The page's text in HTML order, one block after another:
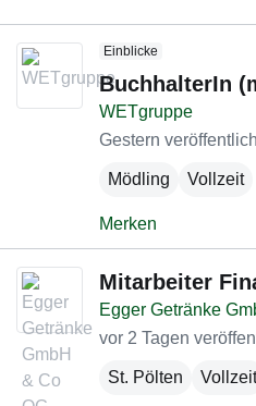
Einblicke
BuchhalterIn
WETgruppe
Gestern
Mödling Vollzeit
Merken
Mitarbeiter
Egger Getränke
vor 2 Tagen
St. Pölten Vollzeit